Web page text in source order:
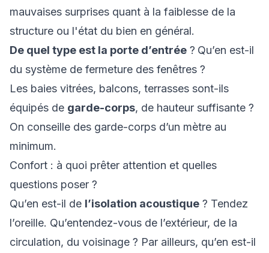
mauvaises surprises quant à la faiblesse de la
structure ou l'état du bien en général.
De quel type est la porte d’entrée ? Qu’en est-il
du système de fermeture des fenêtres ?
Les baies vitrées, balcons, terrasses sont-ils
équipés de garde-corps, de hauteur suffisante ?
On conseille des garde-corps d’un mètre au
minimum.
Confort : à quoi prêter attention et quelles
questions poser ?
Qu’en est-il de l’isolation acoustique ? Tendez
l’oreille. Qu’entendez-vous de l’extérieur, de la
circulation, du voisinage ? Par ailleurs, qu’en est-il